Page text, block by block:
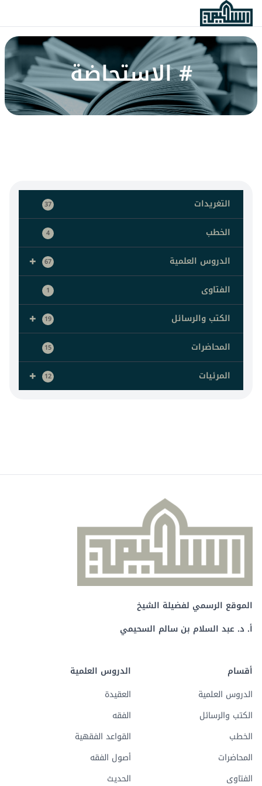
# الاستحاضة
التغريدات 37
الخطب 4
+ الدروس العلمية 67
الفتاوى 1
+ الكتب والرسائل 19
المحاضرات 15
+ المرئيات 12
الموقع الرسمي لفضيلة الشيخ
أ. د. عبد السلام بن سالم السحيمي
أقسام
الدروس العلمية
الكتب والرسائل
الخطب
المحاضرات
الفتاوى
الدروس العلمية
العقيدة
الفقه
القواعد الفقهية
أصول الفقه
الحديث